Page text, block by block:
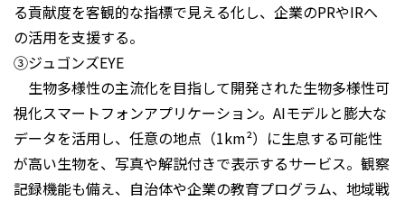
る貢献度を客観的な指標で見える化し、企業のPRやIRへ
の活用を支援する。
③ジュゴンズEYE
生物多様性の主流化を目指して開発された生物多様性可
視化スマートフォンアプリケーション。AIモデルと膨大な
データを活用し、任意の地点（1km²）に生息する可能性
が高い生物を、写真や解説付きで表示するサービス。観察
記録機能も備え、自治体や企業の教育プログラム、地域戦